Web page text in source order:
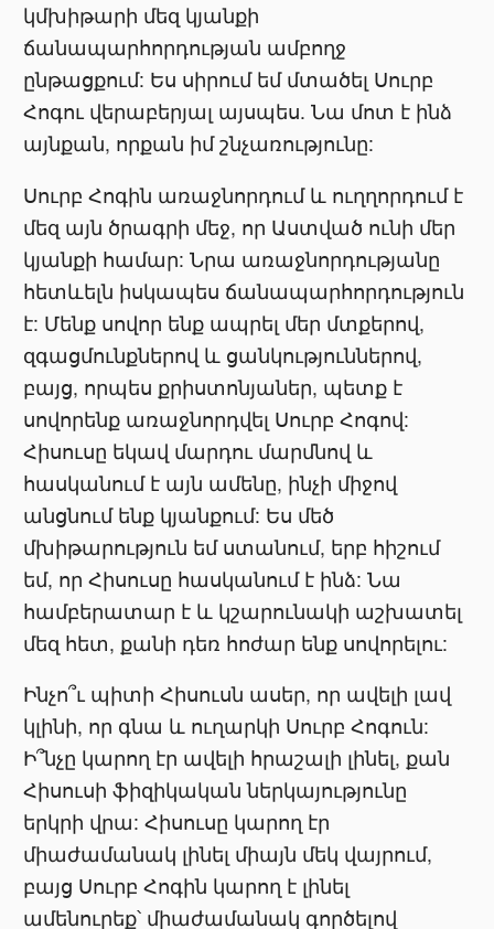
կմխիթարի մեզ կյանքի
ճանապարհորդության ամբողջ
ընթացքում: Ես սիրում եմ մտածել Սուրբ
Հոգու վերաբերյալ այսպես. Նա մոտ է ինձ
այնքան, որքան իմ շնչառությունը:
Սուրբ Հոգին առաջնորդում և ուղղորդում է
մեզ այն ծրագրի մեջ, որ Աստված ունի մեր
կյանքի համար: Նրա առաջնորդությանը
հետևելն իսկապես ճանապարհորդություն
է: Մենք սովոր ենք ապրել մեր մտքերով,
զգացմունքներով և ցանկություններով,
բայց, որպես քրիստոնյաներ, պետք է
սովորենք առաջնորդվել Սուրբ Հոգով:
Հիսուսը եկավ մարդու մարմնով և
հասկանում է այն ամենը, ինչի միջով
անցնում ենք կյանքում: Ես մեծ
մխիթարություն եմ ստանում, երբ հիշում
եմ, որ Հիսուսը հասկանում է ինձ: Նա
համբերատար է և կշարունակի աշխատել
մեզ հետ, քանի դեռ հոժար ենք սովորելու:
Ինչո՞ւ պիտի Հիսուսն ասեր, որ ավելի լավ
կլինի, որ գնա և ուղարկի Սուրբ Հոգուն:
Ի՞նչը կարող էր ավելի հրաշալի լինել, քան
Հիսուսի ֆիզիկական ներկայությունը
երկրի վրա: Հիսուսը կարող էր
միաժամանակ լինել միայն մեկ վայրում,
բայց Սուրբ Հոգին կարող է լինել
ամենուրեք՝ միաժամանակ գործելով